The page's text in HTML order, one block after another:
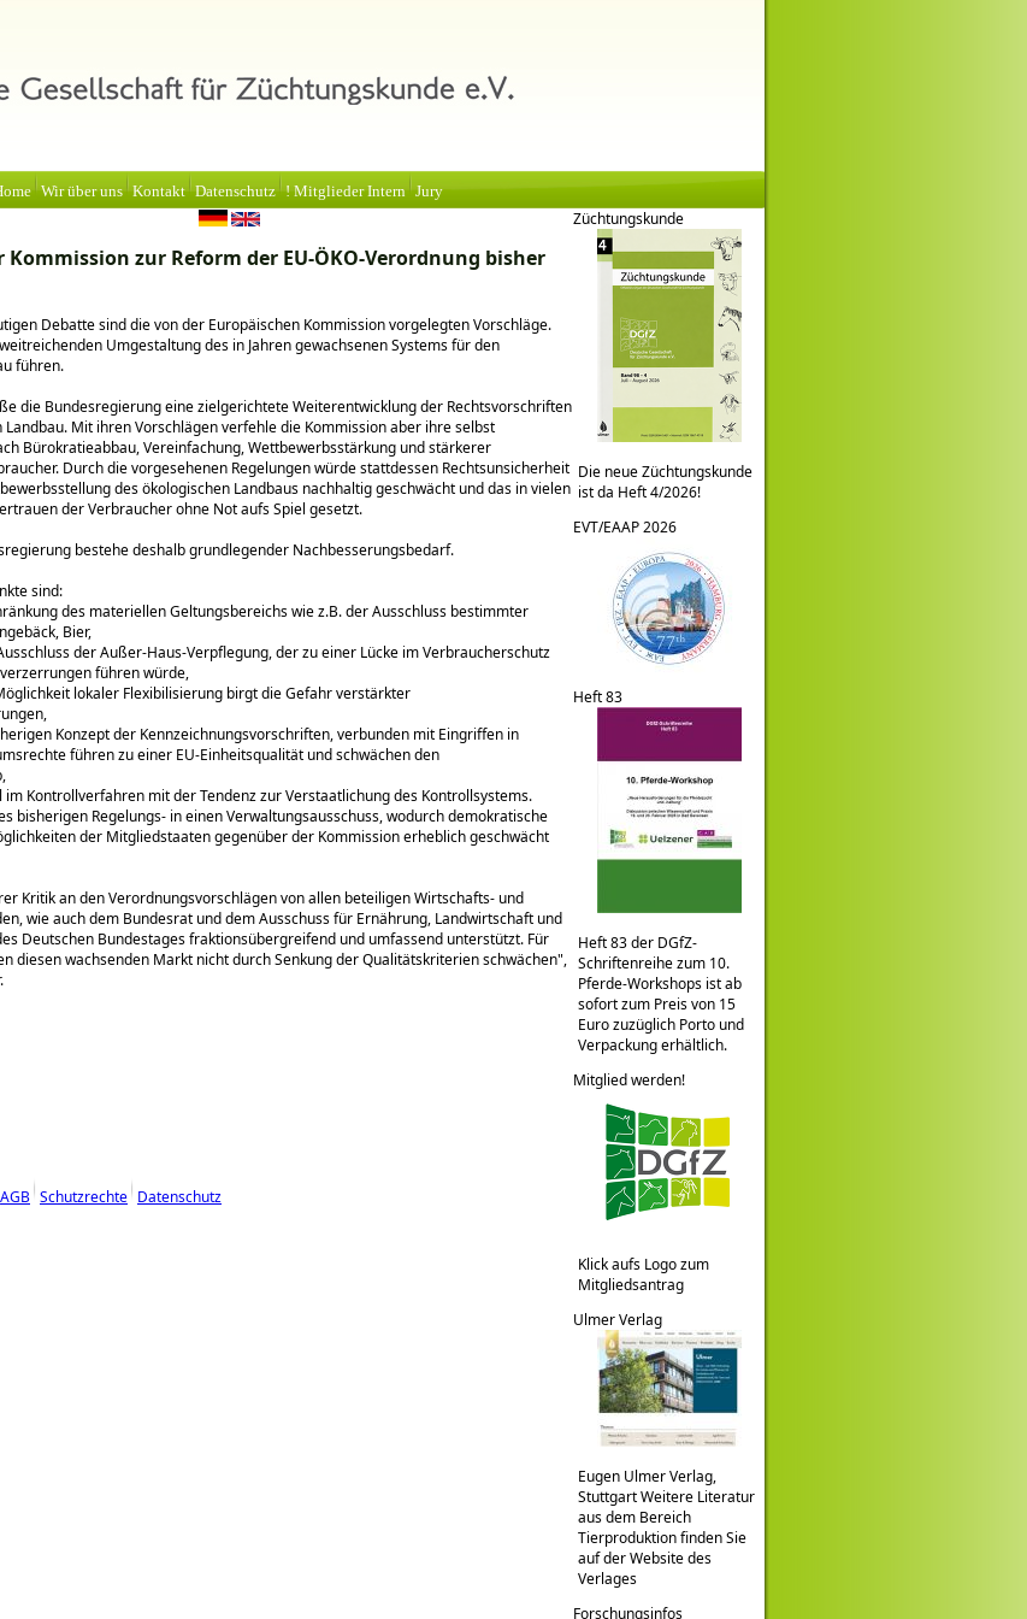
Wir über uns Kontakt Datenschutz ! Mitglieder Intern Jury
Kommission zur Reform der EU-ÖKO-Verordnung bisher
Debatte sind die von der Europäischen Kommission vorgelegten Vorschläge.
Umgestaltung des in Jahren gewachsenen Systems für den
führen.
die Bundesregierung eine zielgerichtete Weiterentwicklung der Rechtsvorschriften
Mit ihren Vorschlägen verfehle die Kommission aber ihre selbst
Bürokratieabbau, Vereinfachung, Wettbewerbsstärkung und stärkerer
Durch die vorgesehenen Regelungen würde stattdessen Rechtsunsicherheit
des ökologischen Landbaus nachhaltig geschwächt und das in vielen
der Verbraucher ohne Not aufs Spiel gesetzt.
bestehe deshalb grundlegender Nachbesserungsbedarf.
sind:
des materiellen Geltungsbereichs wie z.B. der Ausschluss bestimmter
Bier,
der Außer-Haus-Verpflegung, der zu einer Lücke im Verbraucherschutz
führen würde,
lokaler Flexibilisierung birgt die Gefahr verstärkter
Konzept der Kennzeichnungsvorschriften, verbunden mit Eingriffen in
führen zu einer EU-Einheitsqualität und schwächen den
im Kontrollverfahren mit der Tendenz zur Verstaatlichung des Kontrollsystems.
bisherigen Regelungs- in einen Verwaltungsausschuss, wodurch demokratische
der Mitgliedstaaten gegenüber der Kommission erheblich geschwächt
Kritik an den Verordnungsvorschlägen von allen beteiligen Wirtschafts- und
wie auch dem Bundesrat und dem Ausschuss für Ernährung, Landwirtschaft und
Deutschen Bundestages fraktionsübergreifend und umfassend unterstützt. Für
diesen wachsenden Markt nicht durch Senkung der Qualitätskriterien schwächen ,
AGB Schutzrechte Datenschutz
Züchtungskunde
Die neue Züchtungskunde
ist da Heft 4/2026!
EVT/EAAP 2026
Heft 83
Heft 83 der DGfZ-
Schriftenreihe zum 10.
Pferde-Workshops ist ab
sofort zum Preis von 15
Euro zuzüglich Porto und
Verpackung erhältlich.
Mitglied werden!
Klick aufs Logo zum
Mitgliedsantrag
Ulmer Verlag
Eugen Ulmer Verlag,
Stuttgart Weitere Literatur
aus dem Bereich
Tierproduktion finden Sie
auf der Website des
Verlages
Forschungsinfos